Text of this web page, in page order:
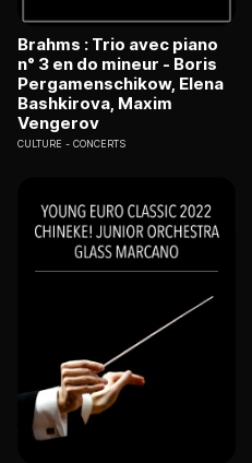
Brahms : Trio avec piano
n° 3 en do mineur - Boris
Pergamenschikow, Elena
Bashkirova, Maxim
Vengerov
CULTURE CONCERTS